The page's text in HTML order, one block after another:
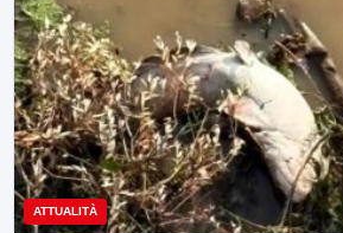
ATTUALITÀ